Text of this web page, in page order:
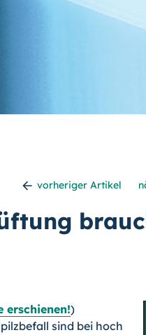
vorheriger Artikel
erschienen!)
sind bei hoch